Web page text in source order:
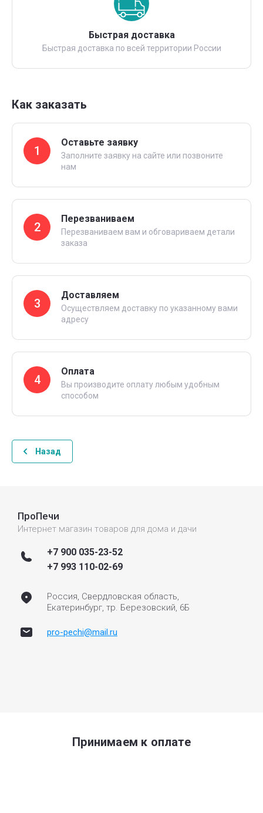
Быстрая доставка
Быстрая доставка по всей территории России
Как заказать
1
Оставьте заявку
Заполните заявку на сайте или позвоните
нам
2
Перезваниваем
Перезваниваем вам и обговариваем детали
заказа
3
Доставляем
Осуществляем доставку по указанному вами
адресу
4
Оплата
Вы производите оплату любым удобным
способом
Назад
ПроПечи
Интернет магазин товаров для дома и дачи
+7 900 035-23-52
+7 993 110-02-69
Россия, Свердловская область,
Екатеринбург, тр. Березовский, 6Б
pro-pechi@mail.ru
Принимаем к оплате